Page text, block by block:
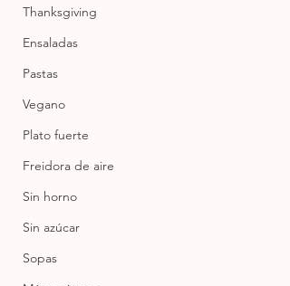
Thanksgiving
Ensaladas
Pastas
Vegano
Plato fuerte
Freidora de aire
Sin horno
Sin azúcar
Sopas